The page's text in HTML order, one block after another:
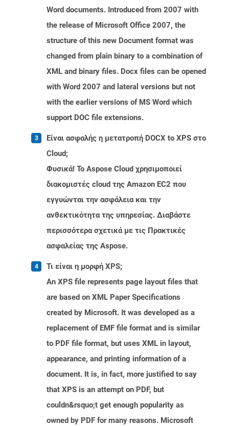
Word documents. Introduced from 2007 with
the release of Microsoft Office 2007, the
structure of this new Document format was
changed from plain binary to a combination of
XML and binary files. Docx files can be opened
with Word 2007 and lateral versions but not
with the earlier versions of MS Word which
support DOC file extensions.
Είναι ασφαλής η μετατροπή DOCX to XPS στο
Cloud;
Φυσικά! Το Aspose Cloud χρησιμοποιεί
διακομιστές cloud της Amazon EC2 που
εγγυώνται την ασφάλεια και την
ανθεκτικότητα της υπηρεσίας. Διαβάστε
περισσότερα σχετικά με τις Πρακτικές
ασφαλείας της Aspose.
Τι είναι η μορφή XPS;
An XPS file represents page layout files that
are based on XML Paper Specifications
created by Microsoft. It was developed as a
replacement of EMF file format and is similar
to PDF file format, but uses XML in layout,
appearance, and printing information of a
document. It is, in fact, more justified to say
that XPS is an attempt on PDF, but
couldn&rsquo;t get enough popularity as
owned by PDF for many reasons. Microsoft